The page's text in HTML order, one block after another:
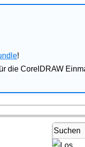
!
die CorelDRAW